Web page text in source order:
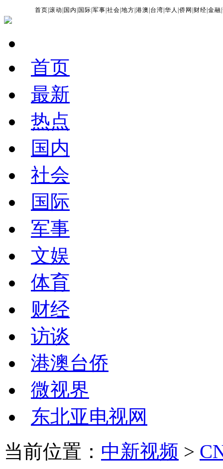
首页 |滚动 国内 国际 |军事 |社会 |地方 |港澳 台湾 |华人 |侨网 财经 |金融 |
首页
最新
热点
国内
社会
国际
军事
文娱
体育
财经
访谈
港澳台侨
微视界
东北亚电视网
当前位置： 中新视频 >